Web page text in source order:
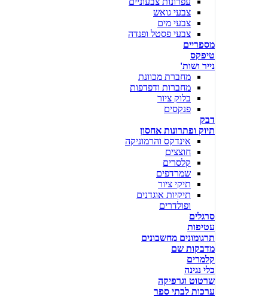
צבעי גואש
צבעי מים
צבעי פסטל ופנדה
מספריים
טיפקס
נייר ושות'
מחברת מכוונת
מחברות ודפדפות
בלוק ציור
פנקסים
דבק
תיוק ופתרונות אחסון
אינדקס והרמוניקה
חוצצים
קלסרים
שמרדפים
תיקי ציור
תיקיות אוגדנים
ופולדרים
סרגלים
עטיפות
תרגומונים מחשבונים
מדבקות שם
קלמרים
כלי נגינה
שרטוט וגרפיקה
ערכות לבתי ספר